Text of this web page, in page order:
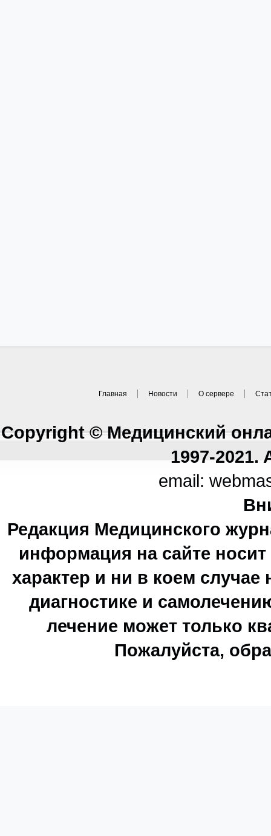
Главная Новости О сервере
Copyright © Медицинский
1997-2021.
email:
Редакция Медицинского
информация на сайте
характер и ни в коем
диагностике и
лечение может только
Пожалуйста,